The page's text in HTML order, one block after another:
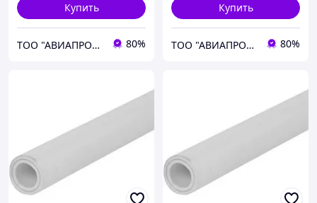
Купить
ТОО "АВИАПРОМСТАЛЬ" 80%
Купить
ТОО "АВИАПРОМСТАЛЬ" 80%